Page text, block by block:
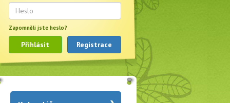
Zapomněli jste heslo?
Přihlásit Registrace